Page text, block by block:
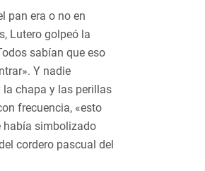
pan era o no en
Lutero golpeó la
sabían que eso
Y nadie
la chapa y las perillas
frecuencia, «esto
había simbolizado
cordero pascual del